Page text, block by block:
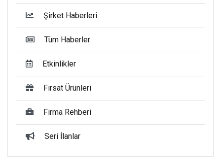
Şirket Haberleri
Tüm Haberler
Etkinlikler
Fırsat Ürünleri
Firma Rehberi
Seri İlanlar